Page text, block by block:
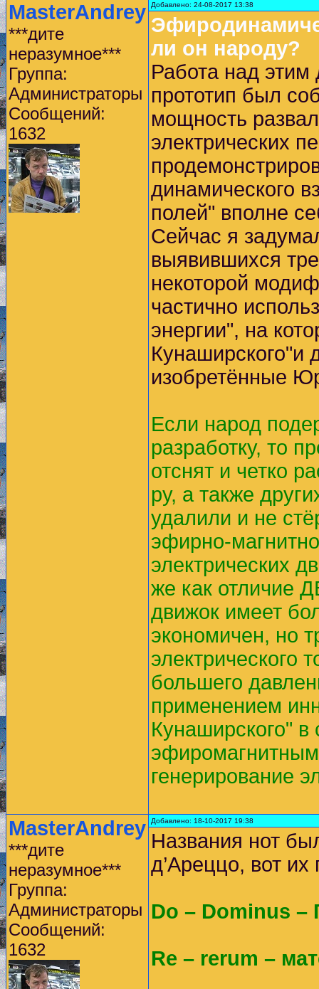
MasterAndrey
***дите
неразумное***
Группа:
Администраторы
Сообщений:
1632
Добавлено: 24-08-2017 13:38
ли он народу?
Работа над этим
прототип был
мощность
электрических
динамического
полей" вполне
Сейчас я
выявившихся
некоторой
частично
энергии", на
Кунаширского"и
изобретённые
Если народ
разработку, то
отснят и четко
ру, а также
удалили и не
эфирно-
электрических
же как отличие
движок имеет
экономичен, но
электрического
большего
применением
Кунаширского" в
генерирование
MasterAndrey
***дите
неразумное***
Группа:
Администраторы
Сообщений:
1632
Добавлено: 18-10-2017 19:38
Названия нот
д’Ареццо, вот
Do – Dominus –
Re – rerum –